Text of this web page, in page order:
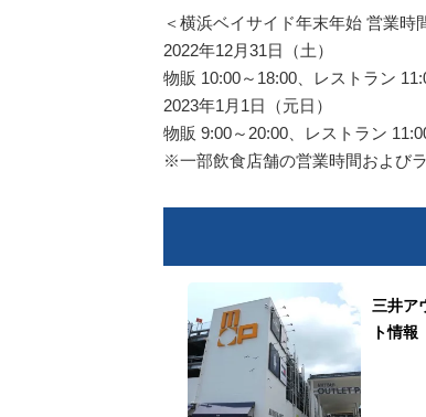
＜横浜ベイサイド年末年始 営業時
2022年12月31日（土）
物販 10:00～18:00、レストラン
2023年1月1日（元日）
物販 9:00～20:00、レストラン
※一部飲食店舗の営業時間および
三井ア
ト情報